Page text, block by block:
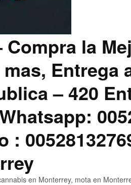
la
Entrega
– 420
en Monterrey, mota en